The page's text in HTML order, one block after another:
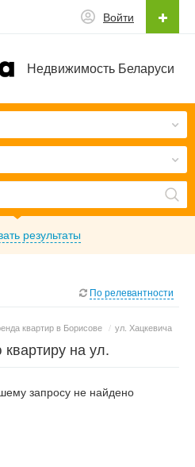
Недвижимость Беларуси
Войти
результаты
По релевантности
квартир в Борисове / ул. Хацкевича
на ул.
запросу не найдено